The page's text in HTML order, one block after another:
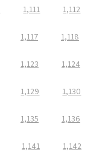
1,111 1,112
1,117 1,118
1,123 1,124
1,129 1,130
1,135 1,136
1,141 1,142